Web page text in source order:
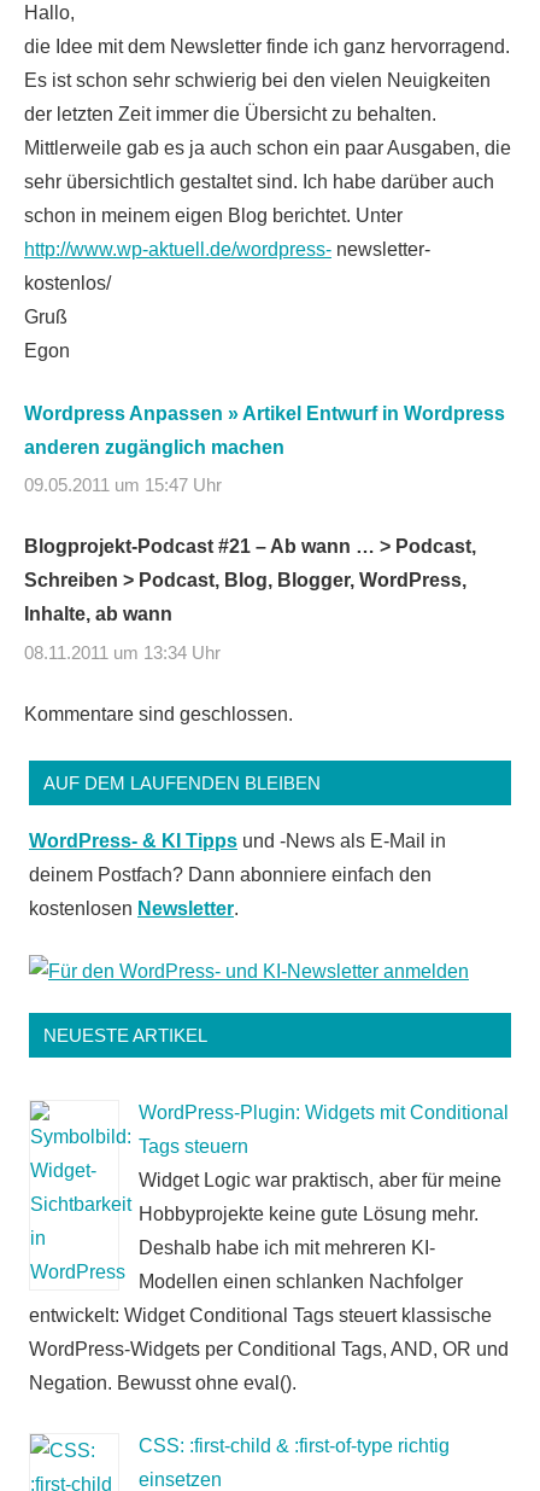
Hallo,
die Idee mit dem Newsletter finde ich ganz hervorragend.
Es ist schon sehr schwierig bei den vielen Neuigkeiten
der letzten Zeit immer die Übersicht zu behalten.
Mittlerweile gab es ja auch schon ein paar Ausgaben, die
sehr übersichtlich gestaltet sind. Ich habe darüber auch
schon in meinem eigen Blog berichtet. Unter
http://www.wp-aktuell.de/wordpress- newsletter-
kostenlos/
Gruß
Egon
Wordpress Anpassen » Artikel Entwurf in Wordpress
anderen zugänglich machen
09.05.2011 um 15:47 Uhr
Blogprojekt-Podcast #21 – Ab wann … > Podcast,
Schreiben > Podcast, Blog, Blogger, WordPress,
Inhalte, ab wann
08.11.2011 um 13:34 Uhr
Kommentare sind geschlossen.
AUF DEM LAUFENDEN BLEIBEN
WordPress- & KI Tipps und -News als E-Mail in
deinem Postfach? Dann abonniere einfach den
kostenlosen Newsletter.
NEUESTE ARTIKEL
WordPress-Plugin: Widgets mit Conditional
Tags steuern
Widget Logic war praktisch, aber für meine
Hobbyprojekte keine gute Lösung mehr.
Deshalb habe ich mit mehreren KI-
Modellen einen schlanken Nachfolger
entwickelt: Widget Conditional Tags steuert klassische
WordPress-Widgets per Conditional Tags, AND, OR und
Negation. Bewusst ohne eval().
CSS: :first-child & :first-of-type richtig
einsetzen